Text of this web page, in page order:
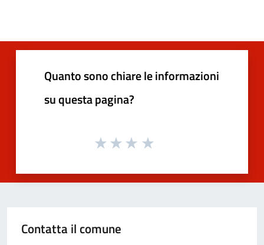
Quanto sono chiare le informazioni
su questa pagina?
Contatta il comune